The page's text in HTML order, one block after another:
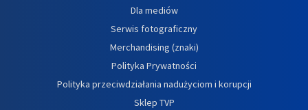
Dla mediów
Serwis fotograficzny
Merchandising (znaki)
Polityka Prywatności
Polityka przeciwdziałania nadużyciom i korupcji
Sklep TVP